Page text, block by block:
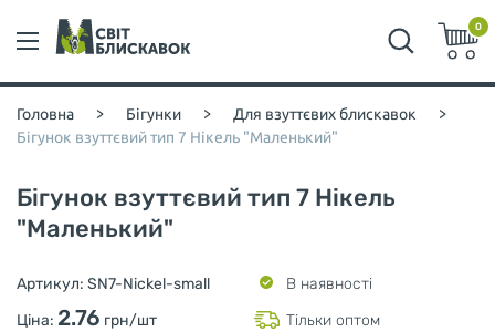
0
Головна > Бігунки > Для взуттєвих блискавок >
Бігунок взуттєвий тип 7 Нікель "Маленький"
Бігунок взуттєвий тип 7 Нікель
"Маленький"
Артикул: SN7-Nickel-small
В наявності
Ціна: 2.76 грн/шт Тільки оптом